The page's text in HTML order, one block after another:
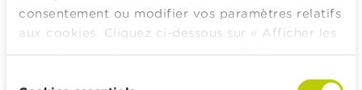
consentement ou modifier vos paramètres relatifs
aux cookies. Cliquez ci-dessous sur « Afficher les
détails » pour obtenir davantage d'informations.
Prenez le temps de répondre précisément à ces